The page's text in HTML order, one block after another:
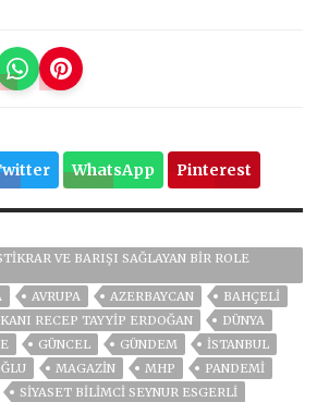
WhatsApp Pinterest
VE BARIŞI SAĞLAYAN BİR ROLE
AVRUPA AZERBAYCAN
BAHÇELİ
RECEP TAYYIP ERDOĞAN
DÜNYA
GÜNCEL GÜNDEM
ISTANBUL
MAGAZİN MHP
PANDEMİ
SİYASET BİLİMCİ SEYNUR ESGERLİ